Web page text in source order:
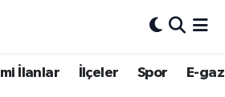
İlanlar İlçeler Spor E-